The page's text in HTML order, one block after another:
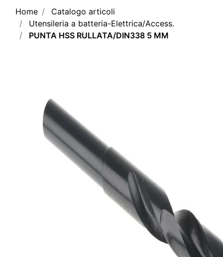
Home
Catalogo articoli
Utensileria a batteria-Elettrica/Access.
PUNTA HSS RULLATA/DIN338 5 MM